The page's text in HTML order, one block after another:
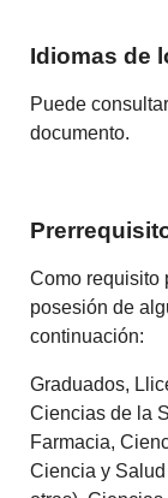
Idiomas de
Puede
documento.
Como requisito
posesión de
continuación:
Graduados,
Ciencias de la
Farmacia,
Ciencia y